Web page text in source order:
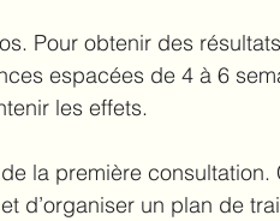
Pour obtenir des
espacées de 4 à 6
les effets.
la première consultation.
d’organiser un plan de